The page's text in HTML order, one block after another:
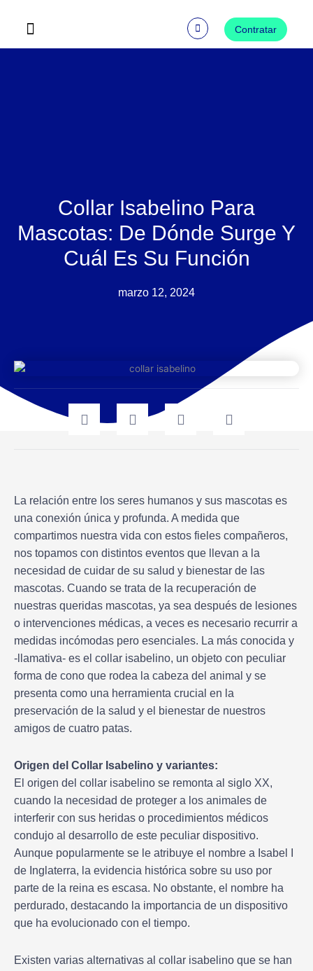
contenido
Contratar
Collar Isabelino Para
Mascotas: De Dónde Surge Y
Cuál Es Su Función
marzo 12, 2024
La relación entre los seres humanos y sus mascotas es
una conexión única y profunda. A medida que
compartimos nuestra vida con estos fieles compañeros,
nos topamos con distintos eventos que llevan a la
necesidad de cuidar de su salud y bienestar de las
mascotas. Cuando se trata de la recuperación de
nuestras queridas mascotas, ya sea después de lesiones
o intervenciones médicas, a veces es necesario recurrir a
medidas incómodas pero esenciales. La más conocida y
-llamativa- es el collar isabelino, un objeto con peculiar
forma de cono que rodea la cabeza del animal y se
presenta como una herramienta crucial en la
preservación de la salud y el bienestar de nuestros
amigos de cuatro patas.
Origen del Collar Isabelino y variantes:
El origen del collar isabelino se remonta al siglo XX,
cuando la necesidad de proteger a los animales de
interferir con sus heridas o procedimientos médicos
condujo al desarrollo de este peculiar dispositivo.
Aunque popularmente se le atribuye el nombre a Isabel I
de Inglaterra, la evidencia histórica sobre su uso por
parte de la reina es escasa. No obstante, el nombre ha
perdurado, destacando la importancia de un dispositivo
que ha evolucionado con el tiempo.
Existen varias alternativas al collar isabelino que se han